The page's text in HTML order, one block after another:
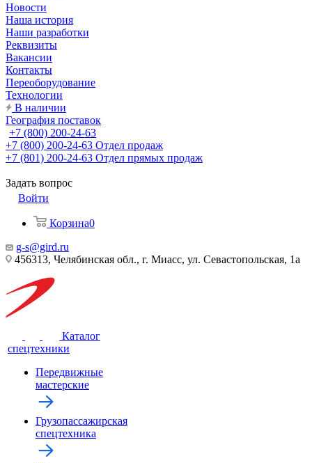
Новости
Наша история
Наши разработки
Реквизиты
Вакансии
Контакты
Переоборудование
Технологии
В наличии
География поставок
+7 (800) 200-24-63
+7 (800) 200-24-63 Отдел продаж
+7 (801) 200-24-63 Отдел прямых продаж
Задать вопрос
Войти
Корзина0
g-s@gird.ru
456313, Челябинская обл., г. Миасс, ул. Севастопольская, 1а
Каталог
спецтехники
Передвижные
мастерские
Грузопассажирская
спецтехника